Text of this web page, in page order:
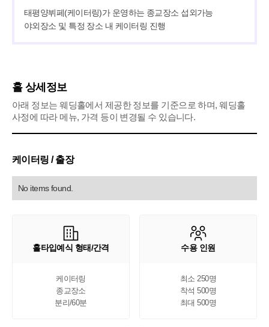
태평양뷔페(케이터링)가 운영하는 종교장소 섭외가능
야외장소 및 특정 장소 내 케이터링 진행
홀 상세정보
아래 정보는 웨딩홀에서 제공한 정보를 기준으로 하며, 웨딩홀
사정에 따라 메뉴, 가격 등이 변경될 수 있습니다.
케이터링 / 출장
No items found.
홀타입예식 형태/간격
케이터링
종교장소
분리/60분
수용 인원
최소 250명
착석 500명
최대 500명